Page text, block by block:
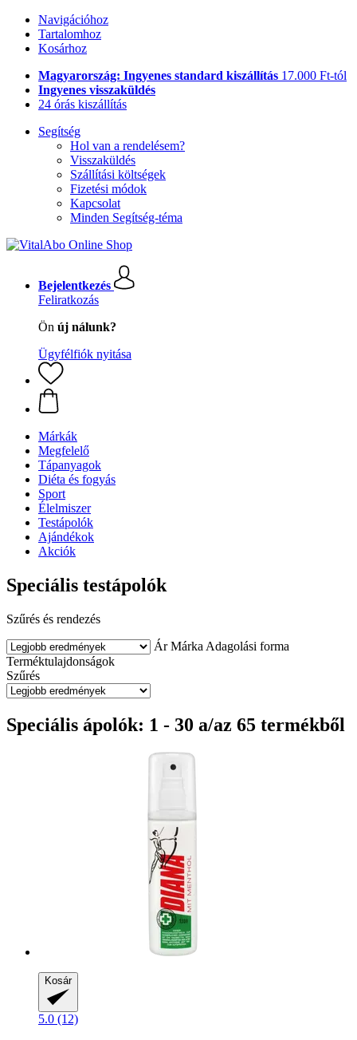
Navigációhoz
Tartalomhoz
Kosárhoz
Magyarország: Ingyenes standard kiszállítás 17.000 Ft-tól
Ingyenes visszaküldés
24 órás kiszállítás
Segítség
Hol van a rendelésem?
Visszaküldés
Szállítási költségek
Fizetési módok
Kapcsolat
Minden Segítség-téma
Bejelentkezés
Feliratkozás
Ön új nálunk?
Ügyfélfiók nyitása
Márkák
Megfelelő
Tápanyagok
Diéta és fogyás
Sport
Élelmiszer
Testápolók
Ajándékok
Akciók
Speciális testápolók
Szűrés és rendezés
Ár Márka Adagolási forma
Terméktulajdonságok
Szűrés
Speciális ápolók: 1 - 30 a/az 65 termékből
Kosár
5.0 (12)